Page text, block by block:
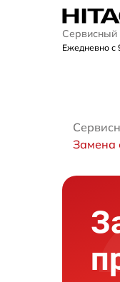
Сервисный
Ежедневно с
Замена